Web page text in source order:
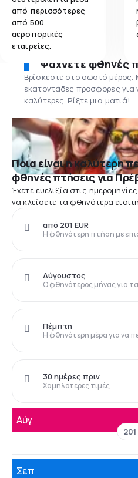
από περισσότερες
από 500
αεροπορικές
εταιρείες.
Ψάχνετε φθηνές
Βρίσκεστε στο σωστό μέρος.
εκατοντάδες προσφορές για
καλύτερες. Ρίξτε μια ματιά!
Ποια είναι η καλύτερη
φθηνές πτήσεις για
Έχετε ευελιξία στις
να κλείσετε τα φθηνότερα
Η φθηνότερη πτήση με
από 201 EUR
Ο φθηνότερος μήνας για
Αύγουστος
Η φθηνότερη μέρα για να
Πέμπτη
Χαμηλότερες τιμές
30 ημέρες πριν
Αύγ
201
Σεπ